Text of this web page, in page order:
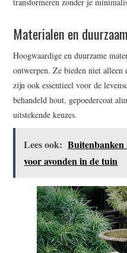
Materialen en
Hoogwaardige en duurzame
ontwerpen. Ze bieden niet
zijn ook essentieel voor de
behandeld hout, gepoedercoat
uitstekende keuzes.
Lees ook:
voor avonden in de tuin